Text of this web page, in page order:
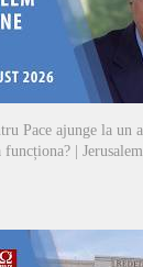
Pace ajunge la un
funcționa? |